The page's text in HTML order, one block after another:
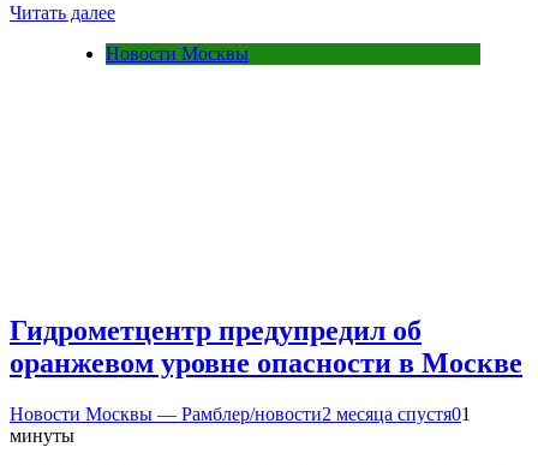
Читать далее
Новости Москвы
Гидрометцентр предупредил об
оранжевом уровне опасности в Москве
Новости Москвы — Рамблер/новости2 месяца спустя01
минуты